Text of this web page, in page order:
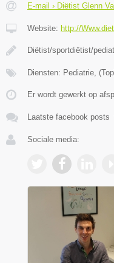
E-mail › Diëtist Glenn
Website: http://
Diëtist/sportdiëtist/
Diensten: Pediatrie,
Er wordt gewerkt op
Laatste facebook posts
Sociale media: